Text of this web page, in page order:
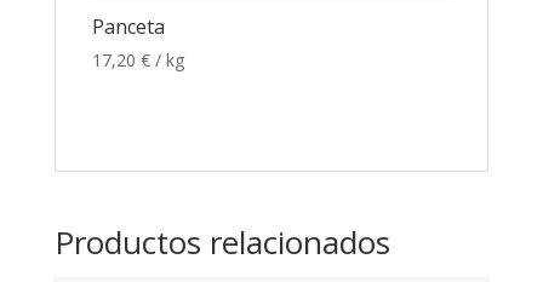
Panceta
17,20 € / kg
Productos relacionados